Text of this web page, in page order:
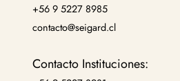
+56 9 5227 8985
contacto@seigard.cl
Contacto Instituciones: